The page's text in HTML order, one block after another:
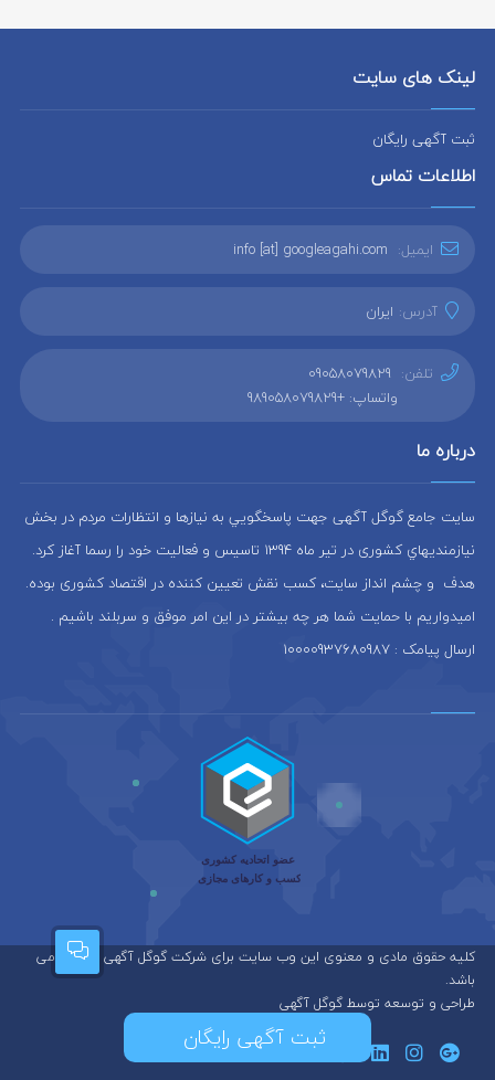
لینک های سایت
ثبت آگهی رایگان
اطلاعات تماس
ایمیل: info [at] googleagahi.com
آدرس: ایران
تلفن: 09058079829
واتساپ: +989058079829
درباره ما
سایت جامع گوگل آگهی جهت پاسخگويي به نيازها و انتظارات مردم در بخش
نيازمنديهاي کشوری در تير ماه 1394 تاسيس و فعاليت خود را رسما آغاز كرد.
هدف و چشم انداز سایت، كسب نقش تعيين كننده در اقتصاد کشوری بوده.
امیدواریم با حمایت شما هر چه بیشتر در این امر موفق و سربلند باشیم .
ارسال پیامک : 10000937680987
کلیه حقوق مادی و معنوی این وب سایت برای شرکت گوگل آگهی محفوظ می
باشد.
طراحی و توسعه توسط گوگل آگهی
ثبت آگهی رایگان